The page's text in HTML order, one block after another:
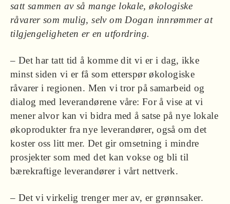
satt sammen av så mange lokale, økologiske
råvarer som mulig, selv om Dogan innrømmer at
tilgjengeligheten er en utfordring.
– Det har tatt tid å komme dit vi er i dag, ikke
minst siden vi er få som etterspør økologiske
råvarer i regionen. Men vi tror på samarbeid og
dialog med leverandørene våre: For å vise at vi
mener alvor kan vi bidra med å satse på nye lokale
økoprodukter fra nye leverandører, også om det
koster oss litt mer. Det gir omsetning i mindre
prosjekter som med det kan vokse og bli til
bærekraftige leverandører i vårt nettverk.
– Det vi virkelig trenger mer av, er grønnsaker.